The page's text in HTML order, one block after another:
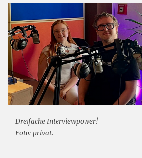
Dreifache Interviewpower!
Foto: privat.